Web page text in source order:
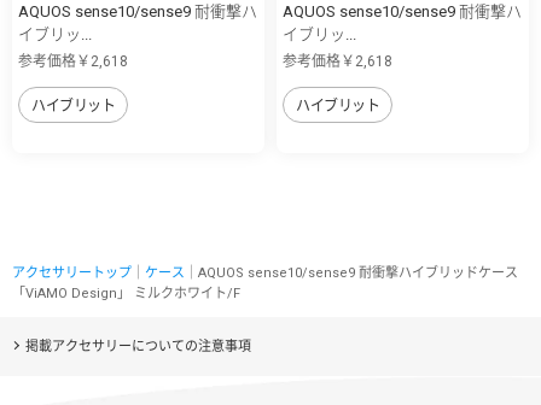
AQUOS sense10/sense9 耐衝撃ハ
イブリッ...
参考価格￥2,618
ハイブリット
AQUOS sense10/sense9 耐衝撃ハ
イブリッ...
参考価格￥2,618
ハイブリット
アクセサリートップ ケース ｜AQUOS sense10/sense9 耐衝撃ハイブリッドケース
「ViAMO Design」 ミルクホワイト/F
掲載アクセサリーについての注意事項